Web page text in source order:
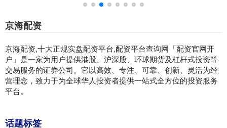
京海配资
京海配资,十大正规实盘配资平台,配资平台查询网「配资官网开
户」是一家为用户提供港股、沪深股、环球期货及杠杆式投资等
交易服务的证券公司。它以高效、专注、可靠、创新、灵活为经
营理念，致力于为全球华人投资者提供一站式全方位的投资服务
平台。
话题标签